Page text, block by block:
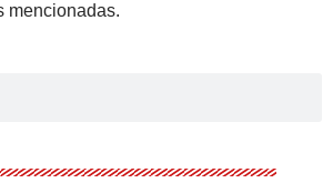
mencionadas.